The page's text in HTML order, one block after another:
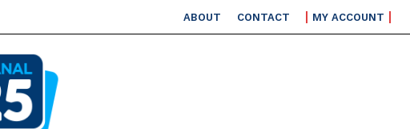
ABOUT CONTACT MY ACCOUNT